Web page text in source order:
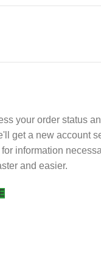
your order status
get a new account
information
and easier.